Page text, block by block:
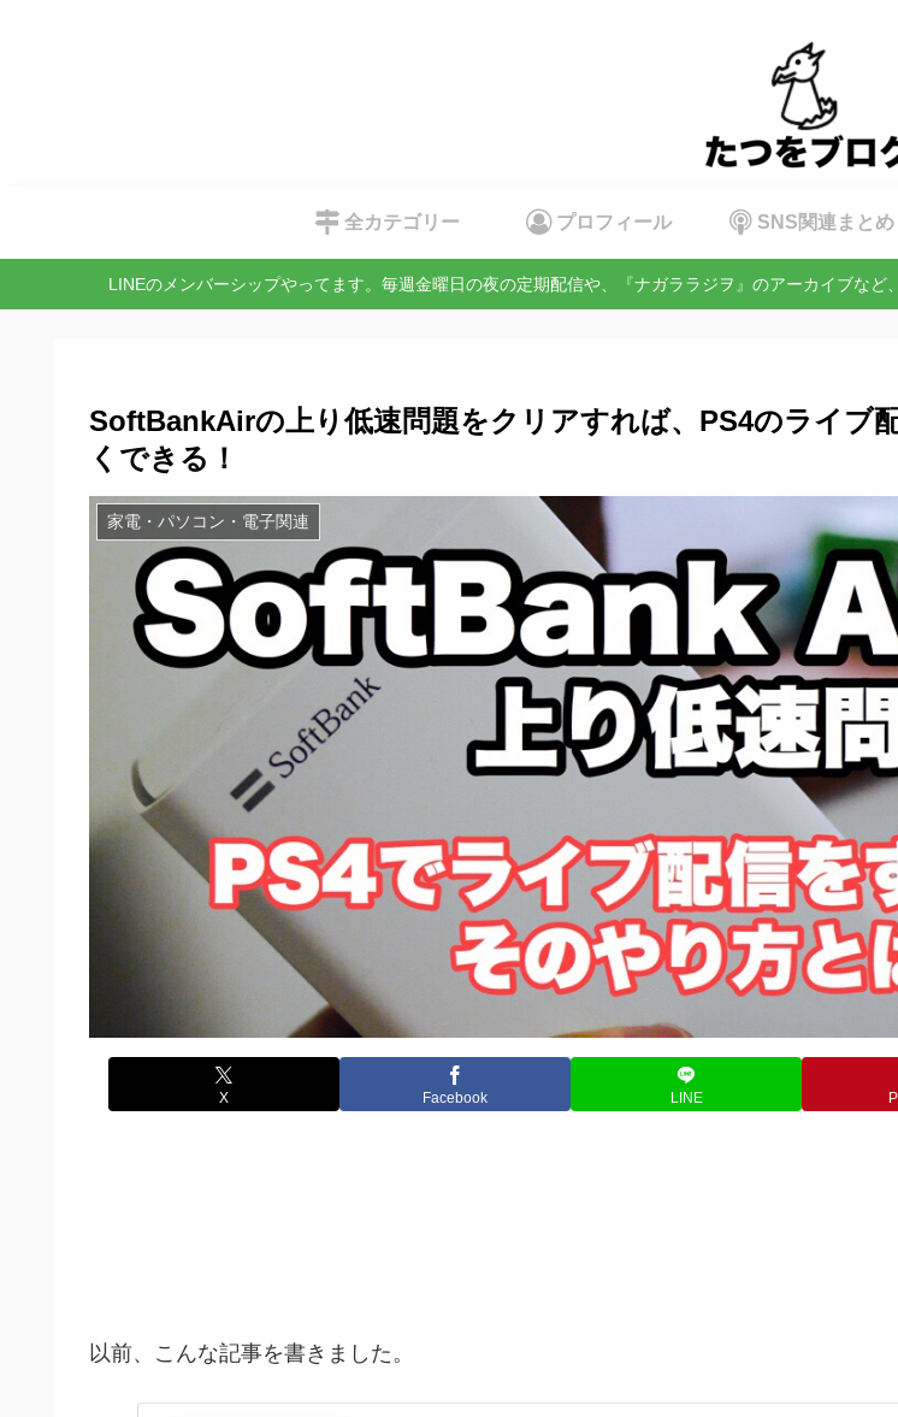
全カテゴリー プロフィール SNS関連まとめ
LINEのメンバーシップやってます。毎週金曜日の夜の定期配信や、『ナガララジヲ』のアーカイブな
SoftBankAirの上り低速問題をクリアすれば、PS4のライブ
くできる！
家電・パソコン・電子関連
X Facebook LINE
以前、こんな記事を書きました。